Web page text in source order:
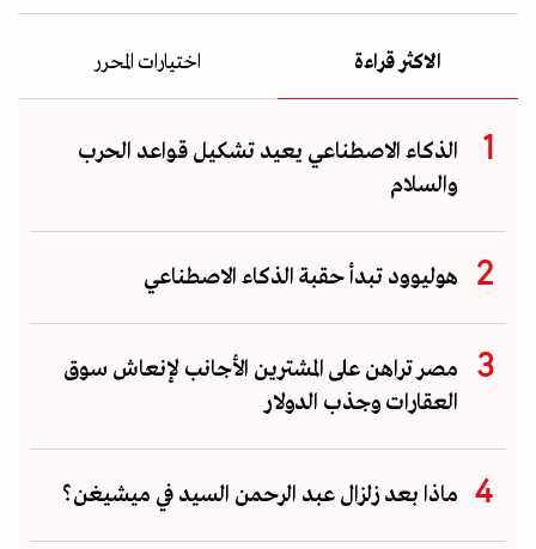
الاكثر قراءة اختيارات المحرر
الذكاء الاصطناعي يعيد تشكيل قواعد الحرب
والسلام
هوليوود تبدأ حقبة الذكاء الاصطناعي
مصر تراهن على المشترين الأجانب لإنعاش سوق
العقارات وجذب الدولار
ماذا بعد زلزال عبد الرحمن السيد في ميشيغن؟